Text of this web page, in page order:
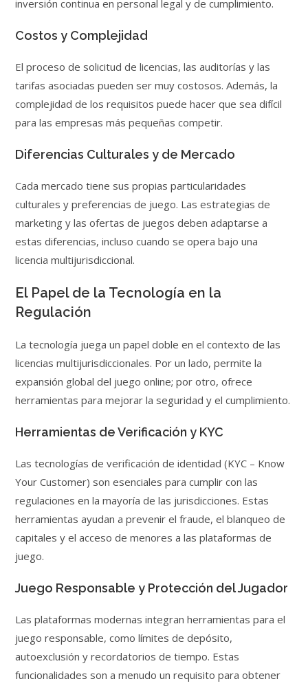
inversión continua en personal legal y de cumplimiento.
Costos y Complejidad
El proceso de solicitud de licencias, las auditorías y las
tarifas asociadas pueden ser muy costosos. Además, la
complejidad de los requisitos puede hacer que sea difícil
para las empresas más pequeñas competir.
Diferencias Culturales y de Mercado
Cada mercado tiene sus propias particularidades
culturales y preferencias de juego. Las estrategias de
marketing y las ofertas de juegos deben adaptarse a
estas diferencias, incluso cuando se opera bajo una
licencia multijurisdiccional.
El Papel de la Tecnología en la
Regulación
La tecnología juega un papel doble en el contexto de las
licencias multijurisdiccionales. Por un lado, permite la
expansión global del juego online; por otro, ofrece
herramientas para mejorar la seguridad y el cumplimiento.
Herramientas de Verificación y KYC
Las tecnologías de verificación de identidad (KYC – Know
Your Customer) son esenciales para cumplir con las
regulaciones en la mayoría de las jurisdicciones. Estas
herramientas ayudan a prevenir el fraude, el blanqueo de
capitales y el acceso de menores a las plataformas de
juego.
Juego Responsable y Protección del Jugador
Las plataformas modernas integran herramientas para el
juego responsable, como límites de depósito,
autoexclusión y recordatorios de tiempo. Estas
funcionalidades son a menudo un requisito para obtener